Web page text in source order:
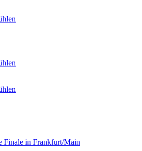
Finale in Frankfurt/Main